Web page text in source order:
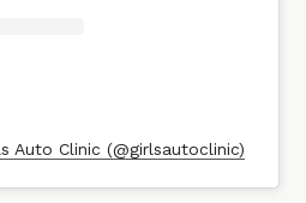
Auto Clinic (@girlsautoclinic)